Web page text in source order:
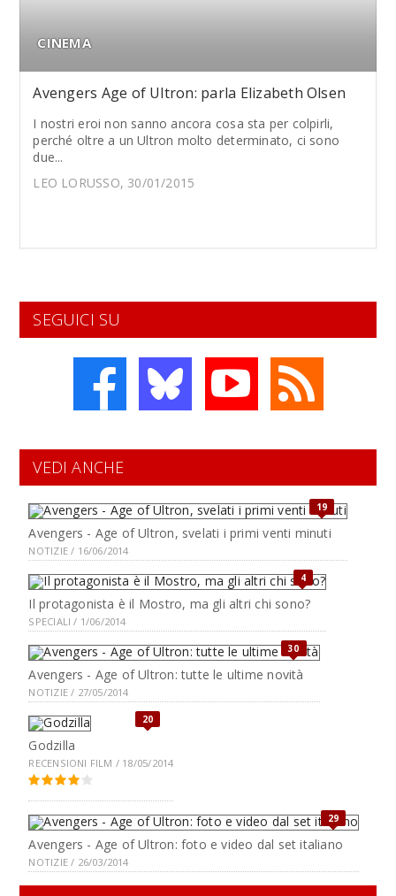
CINEMA
Avengers Age of Ultron: parla Elizabeth Olsen
I nostri eroi non sanno ancora cosa sta per colpirli,
perché oltre a un Ultron molto determinato, ci sono
due...
LEO LORUSSO, 30/01/2015
SEGUICI SU
VEDI ANCHE
19
Avengers - Age of Ultron, svelati i primi venti minuti
NOTIZIE / 16/06/2014
4
Il protagonista è il Mostro, ma gli altri chi sono?
SPECIALI / 1/06/2014
30
Avengers - Age of Ultron: tutte le ultime novità
NOTIZIE / 27/05/2014
20
Godzilla
RECENSIONI FILM / 18/05/2014
29
Avengers - Age of Ultron: foto e video dal set italiano
NOTIZIE / 26/03/2014